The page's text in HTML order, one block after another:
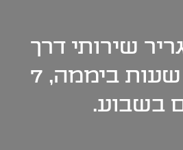
שירותי דרך
ביממה, 7
בשבוע.